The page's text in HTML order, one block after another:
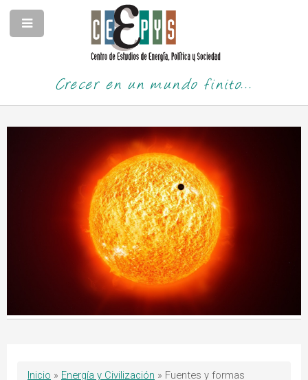
Crecer en un mundo finito...
Inicio » Energía y Civilización » Fuentes y formas